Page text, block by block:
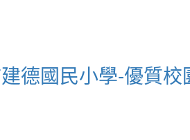
德國民小學-優質校